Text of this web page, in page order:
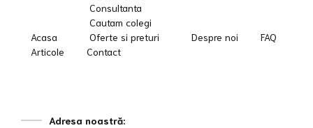
Acasa
Consultanta
Cautam colegi
Oferte si preturi
Despre noi
FAQ
Articole
Contact
Adresa noastră: